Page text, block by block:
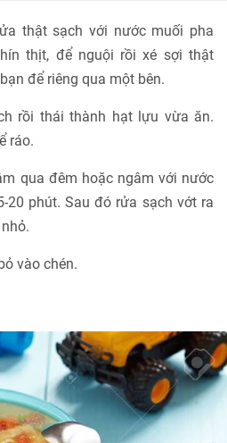
thật sạch với nước muối pha
thịt, để nguội rồi xé sợi thật
để riêng qua một bên.
rồi thái thành hạt lựu vừa ăn.
ráo.
qua đêm hoặc ngâm với nước
20 phút. Sau đó rửa sạch vớt ra
vào chén.